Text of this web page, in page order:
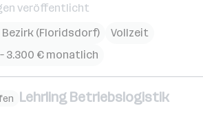
veröffentlicht
Bezirk (Floridsdorf)
Vollzeit
3.300 € monatlich
Lehrling Betriebslogistik